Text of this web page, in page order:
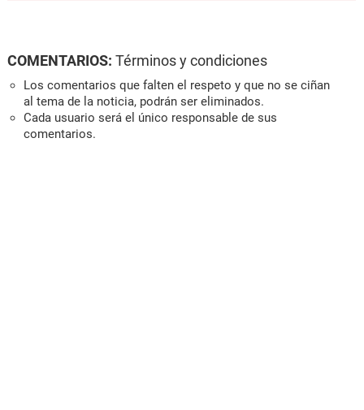
COMENTARIOS: Términos y condiciones
Los comentarios que falten el respeto y que no se ciñan
al tema de la noticia, podrán ser eliminados.
Cada usuario será el único responsable de sus
comentarios.